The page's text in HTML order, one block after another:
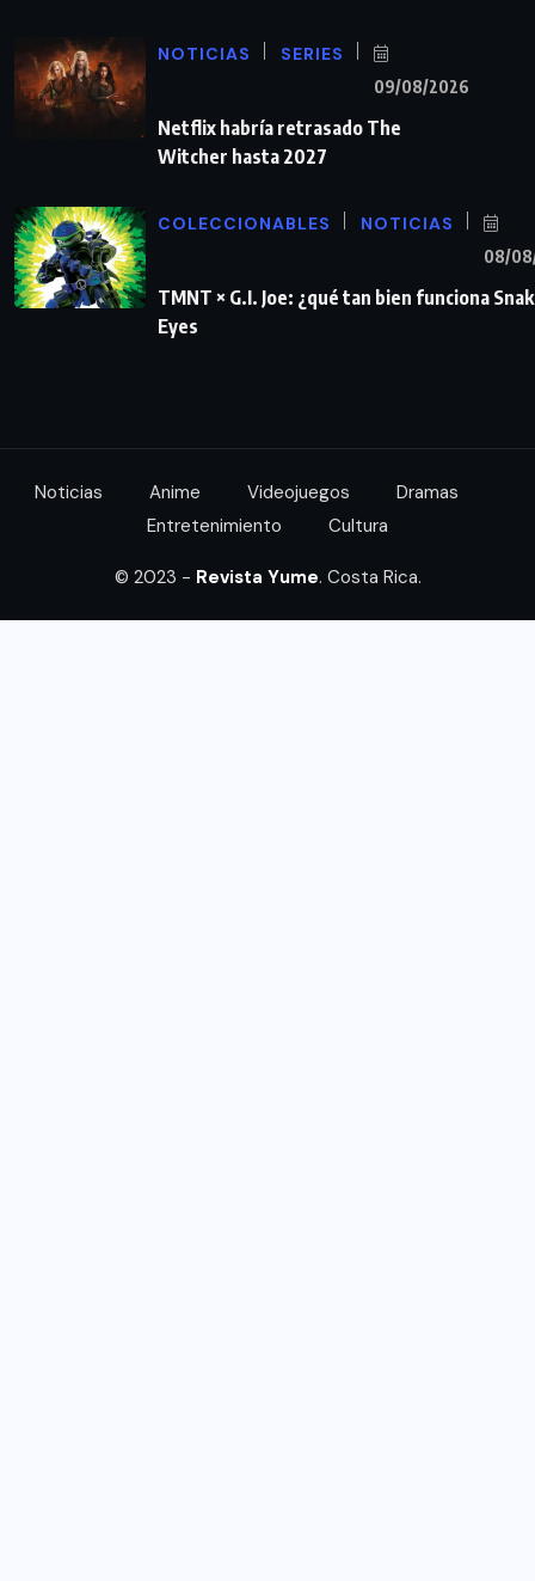
NOTICIAS SERIES
09/08/2026
Netflix habría retrasado The
Witcher hasta 2027
COLECCIONABLES NOTICIAS
08/
TMNT × G.I. Joe: ¿qué tan bien funciona
Eyes
Noticias Anime Videojuegos
Dramas
Entretenimiento
Cultura
© 2023 - Revista Yume. Costa Rica.